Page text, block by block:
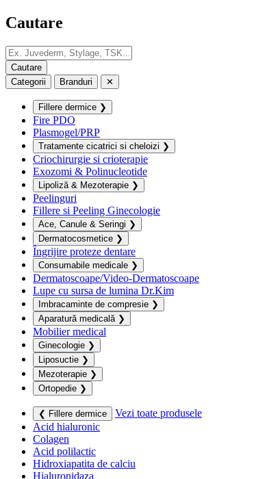
Cautare
Categorii Branduri ✕
Fillere dermice ❯
Fire PDO
Plasmogel/PRP
Tratamente cicatrici si cheloizi ❯
Criochirurgie si crioterapie
Exozomi & Polinucleotide
Lipoliză & Mezoterapie ❯
Peelinguri
Fillere si Peeling Ginecologie
Ace, Canule & Seringi ❯
Dermatocosmetice ❯
Îngrijire proteze dentare
Consumabile medicale ❯
Dermatoscoape/Video-Dermatoscoape
Lupe cu sursa de lumina Dr.Kim
Imbracaminte de compresie ❯
Aparatură medicală ❯
Mobilier medical
Ginecologie ❯
Liposuctie ❯
Mezoterapie ❯
Ortopedie ❯
❮ Fillere dermice
Vezi toate produsele
Acid hialuronic
Colagen
Acid polilactic
Hidroxiapatita de calciu
Hialuronidaza